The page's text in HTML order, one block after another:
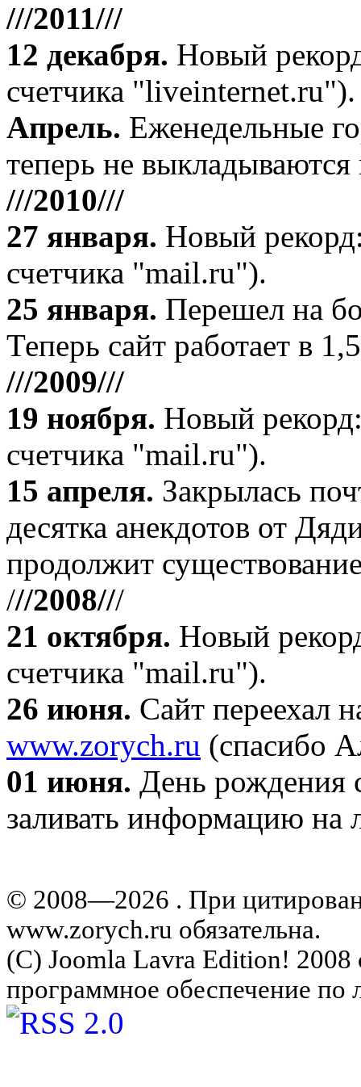
///2011///
12 декабря. Новый
счетчика "liveinternet.ru").
Апрель. Еженедельные
теперь не выкладываются
///2010///
27 января. Новый
счетчика "mail.ru").
25 января. Перешел на
Теперь сайт работает в
///2009///
19 ноября. Новый
счетчика "mail.ru").
15 апреля. Закрылась
десятка анекдотов от
продолжит
///2008///
21 октября. Новый
счетчика "mail.ru").
26 июня. Сайт переехал
www.zorych.ru (спасибо
01 июня. День рождения
заливать информацию на
© 2008—2026 . При
www.zorych.ru обязательна.
(C) Joomla Lavra Edition! 2008
программное обеспечение по